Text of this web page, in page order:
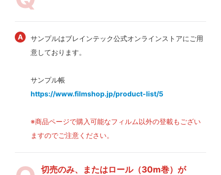
サンプルはブレインテック公式オンラインストアにご用
意しております。
サンプル帳
https://www.filmshop.jp/product-list/5
※商品ページで購入可能なフィルム以外の登載もござい
ますのでご注意ください。
切売のみ、またはロール（30m巻）が